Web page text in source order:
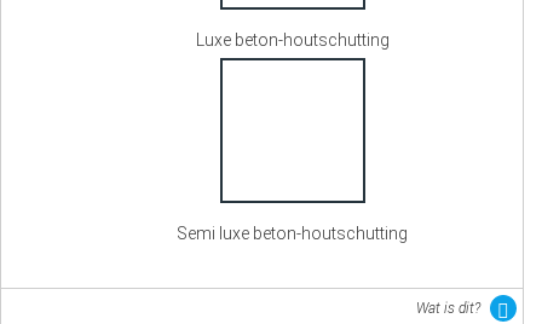
Luxe beton-houtschutting
Semi luxe beton-houtschutting
Wat is dit?